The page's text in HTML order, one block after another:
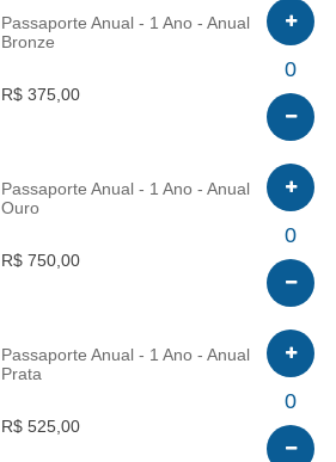
Passaporte Anual - 1 Ano - Anual
Bronze
R$ 375,00
0
Passaporte Anual - 1 Ano - Anual
Ouro
R$ 750,00
0
Passaporte Anual - 1 Ano - Anual
Prata
R$ 525,00
0